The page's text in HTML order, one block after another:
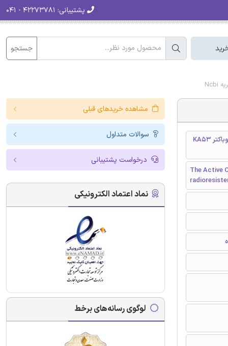
پشتیبانی:
جستجو
مولفه موثر عامل امولسیون کننده زیستی حاصل از مقاومتهای رادیویی آسینتوباکتر KA53
The Active
مشاهده خریدهای قبلی
سوالات متداول
درخواست پشتیبانی
نماد اعتماد الکترونیکی
لوگوی رسانه‌های برخط